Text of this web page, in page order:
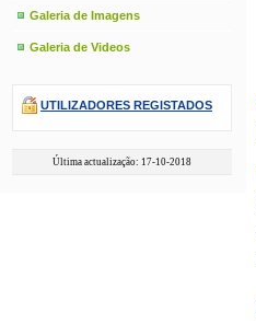
Galeria de Imagens
Galeria de Videos
UTILIZADORES REGISTADOS
Última actualização: 17-10-2018